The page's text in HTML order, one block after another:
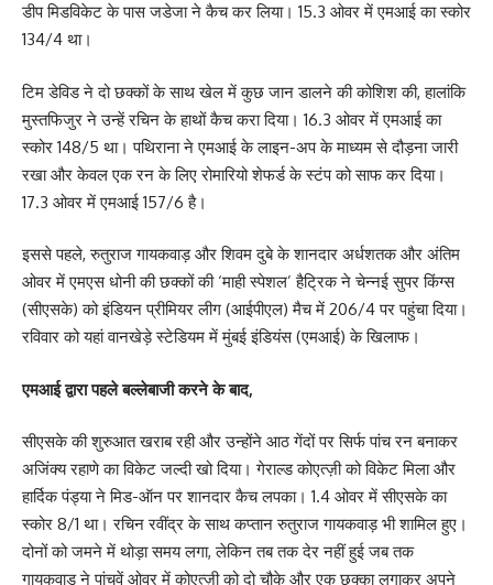
डीप मिडविकेट के पास जडेजा ने कैच कर लिया। 15.3 ओवर में एमआई का स्कोर
134/4 था।
टिम डेविड ने दो छक्कों के साथ खेल में कुछ जान डालने की कोशिश की, हालांकि
मुस्तफिजुर ने उन्हें रचिन के हाथों कैच करा दिया। 16.3 ओवर में एमआई का
स्कोर 148/5 था। पथिराना ने एमआई के लाइन-अप के माध्यम से दौड़ना जारी
रखा और केवल एक रन के लिए रोमारियो शेफर्ड के स्टंप को साफ कर दिया।
17.3 ओवर में एमआई 157/6 है।
इससे पहले, रुतुराज गायकवाड़ और शिवम दुबे के शानदार अर्धशतक और अंतिम
ओवर में एमएस धोनी की छक्कों की ‘माही स्पेशल’ हैट्रिक ने चेन्नई सुपर किंग्स
(सीएसके) को इंडियन प्रीमियर लीग (आईपीएल) मैच में 206/4 पर पहुंचा दिया।
रविवार को यहां वानखेड़े स्टेडियम में मुंबई इंडियंस (एमआई) के खिलाफ।
एमआई द्वारा पहले बल्लेबाजी करने के बाद,
सीएसके की शुरुआत खराब रही और उन्होंने आठ गेंदों पर सिर्फ पांच रन बनाकर
अजिंक्य रहाणे का विकेट जल्दी खो दिया। गेराल्ड कोएत्ज़ी को विकेट मिला और
हार्दिक पंड्या ने मिड-ऑन पर शानदार कैच लपका। 1.4 ओवर में सीएसके का
स्कोर 8/1 था। रचिन रवींद्र के साथ कप्तान रुतुराज गायकवाड़ भी शामिल हुए।
दोनों को जमने में थोड़ा समय लगा, लेकिन तब तक देर नहीं हुई जब तक
गायकवाड़ ने पांचवें ओवर में कोएत्ज़ी को दो चौके और एक छक्का लगाकर अपने